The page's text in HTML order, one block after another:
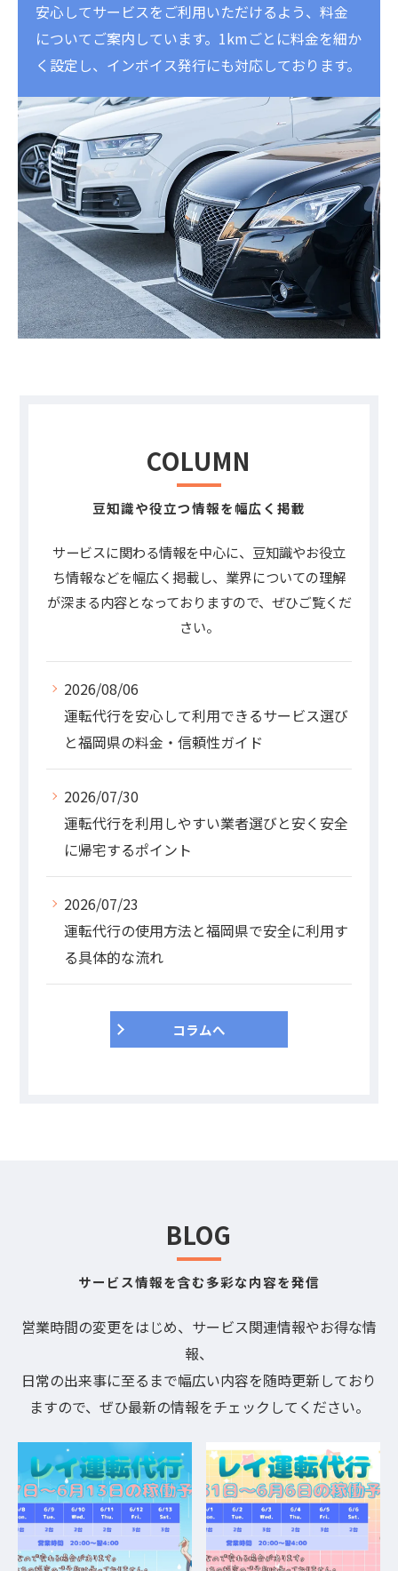
安心してサービスをご利用いただけるよう、料金
についてご案内しています。1kmごとに料金を細か
く設定し、インボイス発行にも対応しております。
COLUMN
豆知識や役立つ情報を幅広く掲載
サービスに関わる情報を中心に、豆知識やお役立
ち情報などを幅広く掲載し、業界についての理解
が深まる内容となっておりますので、ぜひご覧くだ
さい。
2026/08/06
運転代行を安心して利用できるサービス選び
と福岡県の料金・信頼性ガイド
2026/07/30
運転代行を利用しやすい業者選びと安く安全
に帰宅するポイント
2026/07/23
運転代行の使用方法と福岡県で安全に利用す
る具体的な流れ
コラムへ
BLOG
サービス情報を含む多彩な内容を発信
営業時間の変更をはじめ、サービス関連情報やお得な情
報、
日常の出来事に至るまで幅広い内容を随時更新しており
ますので、ぜひ最新の情報をチェックしてください。